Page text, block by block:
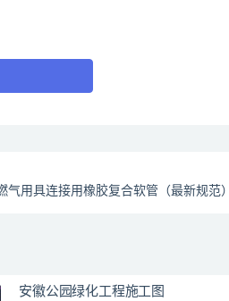
气用具连接用橡胶复合软管（最新规范）
安徽公园绿化工程施工图